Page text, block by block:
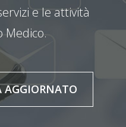
e le attività
AGGIORNATO